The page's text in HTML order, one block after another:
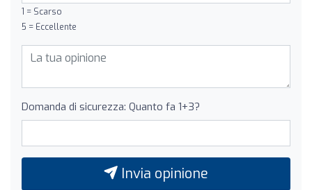
1 = Scarso
5 = Eccellente
Domanda di sicurezza: Quanto fa 1+3?
Invia opinione